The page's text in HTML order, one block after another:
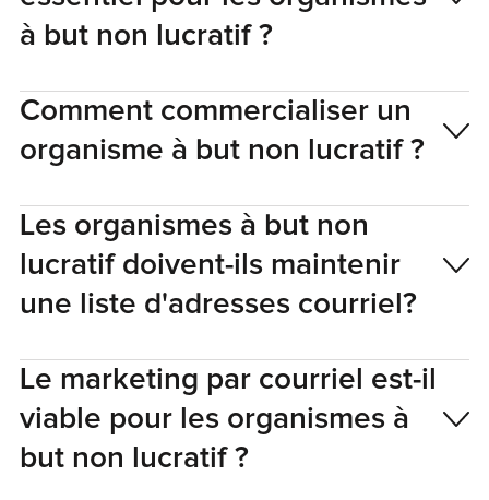
à but non lucratif ?
Comment commercialiser un
organisme à but non lucratif ?
Les organismes à but non
lucratif doivent-ils maintenir
une liste d'adresses courriel?
Le marketing par courriel est-il
viable pour les organismes à
but non lucratif ?